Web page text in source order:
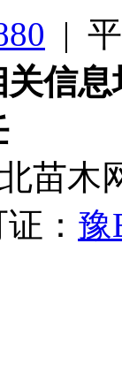
|
信
苗木
： 豫